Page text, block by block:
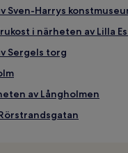
Sven-Harrys
i närheten av Lilla
Sergels torg
av Långholmen